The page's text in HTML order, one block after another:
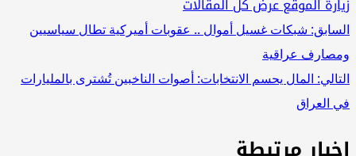
زيارة الموقععرض كل المقالات
تصفّح
المقالات
السابق: شبكات غسيل أموال .. عقوبات أميركية تطال سياسيين
ومصارف عراقية
التالي: المال يحسم الانتخابات: أصوات الناخبين تُشترى بالمليارات
في العراق